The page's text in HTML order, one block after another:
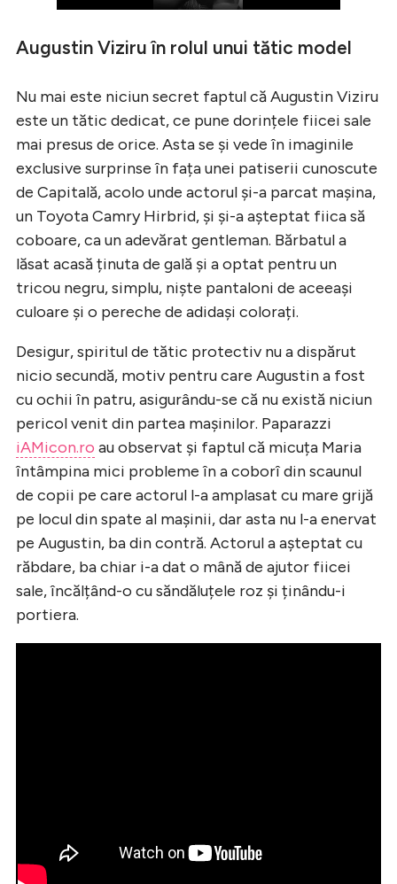
Augustin Viziru în rolul unui tătic model
Nu mai este niciun secret faptul că Augustin Viziru
este un tătic dedicat, ce pune dorințele fiicei sale
mai presus de orice. Asta se și vede în imaginile
exclusive surprinse în fața unei patiserii cunoscute
de Capitală, acolo unde actorul și-a parcat mașina,
un Toyota Camry Hirbrid, și și-a așteptat fiica să
coboare, ca un adevărat gentleman. Bărbatul a
lăsat acasă ținuta de gală și a optat pentru un
tricou negru, simplu, niște pantaloni de aceeași
culoare și o pereche de adidași colorați.
Desigur, spiritul de tătic protectiv nu a dispărut
nicio secundă, motiv pentru care Augustin a fost
cu ochii în patru, asigurându-se că nu există niciun
pericol venit din partea mașinilor. Paparazzi
iAMicon.ro au observat și faptul că micuța Maria
întâmpina mici probleme în a coborî din scaunul
de copii pe care actorul l-a amplasat cu mare grijă
pe locul din spate al mașinii, dar asta nu l-a enervat
pe Augustin, ba din contră. Actorul a așteptat cu
răbdare, ba chiar i-a dat o mână de ajutor fiicei
sale, încălțând-o cu săndăluțele roz și ținându-i
portiera.